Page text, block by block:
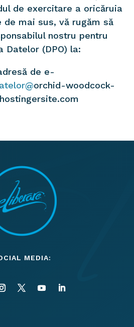
de exercitare a oricăruia
mai sus, vă rugăm să
nostru pentru
Datelor (DPO) la:
de e-
orchid-woodcock-
MEDIA: